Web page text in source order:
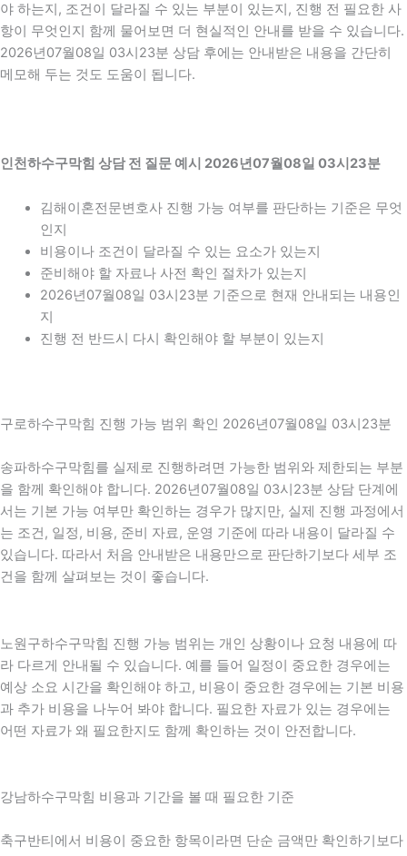
야 하는지, 조건이 달라질 수 있는 부분이 있는지, 진행 전 필요한 사
항이 무엇인지 함께 물어보면 더 현실적인 안내를 받을 수 있습니다.
2026년07월08일 03시23분 상담 후에는 안내받은 내용을 간단히
메모해 두는 것도 도움이 됩니다.
인천하수구막힘 상담 전 질문 예시 2026년07월08일 03시23분
김해이혼전문변호사 진행 가능 여부를 판단하는 기준은 무엇
인지
비용이나 조건이 달라질 수 있는 요소가 있는지
준비해야 할 자료나 사전 확인 절차가 있는지
2026년07월08일 03시23분 기준으로 현재 안내되는 내용인
지
진행 전 반드시 다시 확인해야 할 부분이 있는지
구로하수구막힘 진행 가능 범위 확인 2026년07월08일 03시23분
송파하수구막힘를 실제로 진행하려면 가능한 범위와 제한되는 부분
을 함께 확인해야 합니다. 2026년07월08일 03시23분 상담 단계에
서는 기본 가능 여부만 확인하는 경우가 많지만, 실제 진행 과정에서
는 조건, 일정, 비용, 준비 자료, 운영 기준에 따라 내용이 달라질 수
있습니다. 따라서 처음 안내받은 내용만으로 판단하기보다 세부 조
건을 함께 살펴보는 것이 좋습니다.
노원구하수구막힘 진행 가능 범위는 개인 상황이나 요청 내용에 따
라 다르게 안내될 수 있습니다. 예를 들어 일정이 중요한 경우에는
예상 소요 시간을 확인해야 하고, 비용이 중요한 경우에는 기본 비용
과 추가 비용을 나누어 봐야 합니다. 필요한 자료가 있는 경우에는
어떤 자료가 왜 필요한지도 함께 확인하는 것이 안전합니다.
강남하수구막힘 비용과 기간을 볼 때 필요한 기준
축구반티에서 비용이 중요한 항목이라면 단순 금액만 확인하기보다